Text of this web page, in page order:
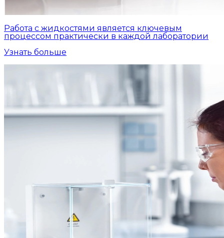
Работа с жидкостями является ключевым
процессом практически в каждой лаборатории
Узнать больше